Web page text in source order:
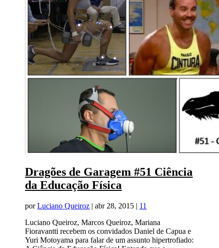
Dragões de Garagem #51 Ciência
da Educação Física
porLuciano Queiroz |abr 28, 2015 | 11
Luciano Queiroz, Marcos Queiroz, Mariana
Fioravantti recebem os convidados Daniel de Capua e
Yuri Motoyama para falar de um assunto hipertrofiado: